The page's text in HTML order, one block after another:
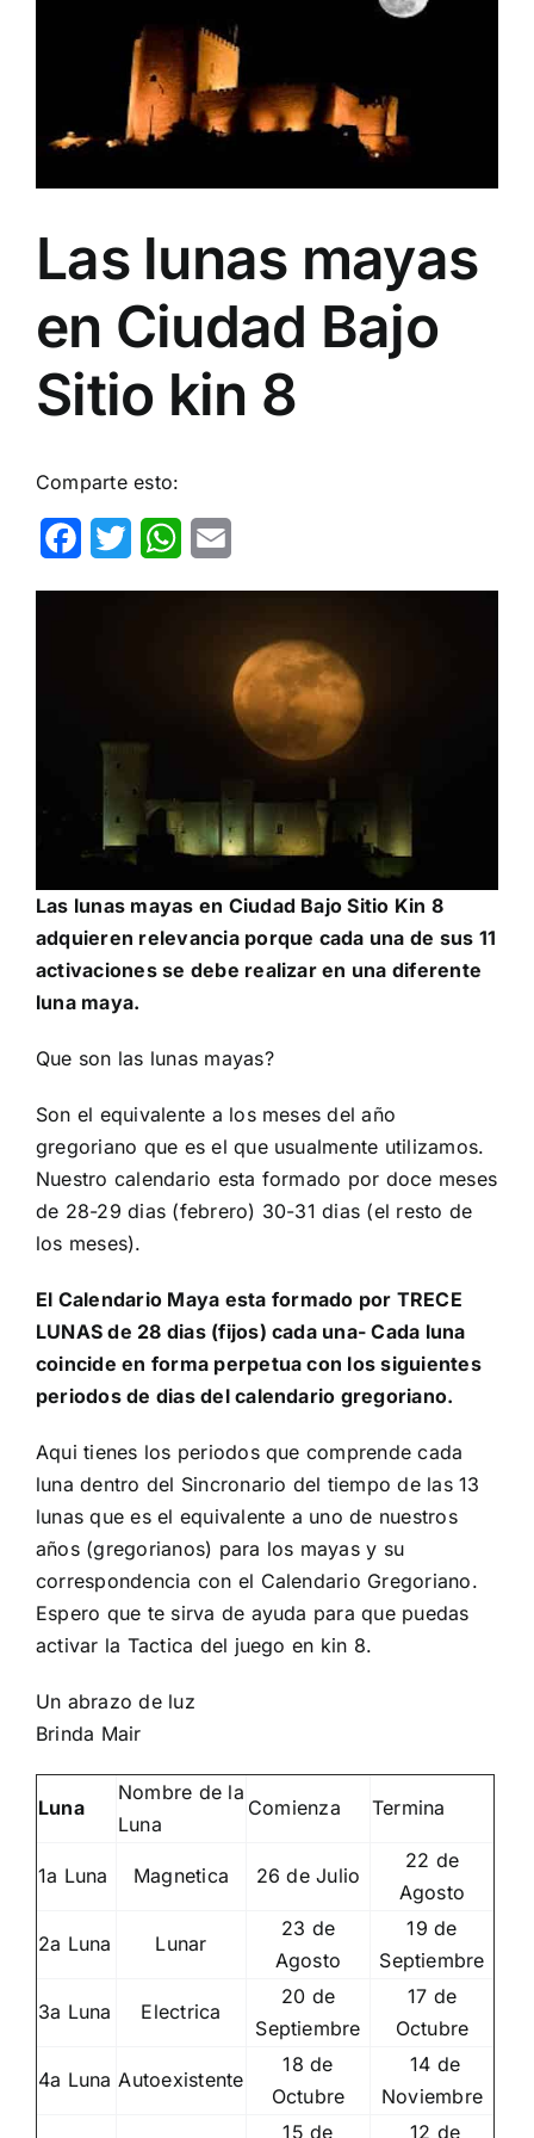
Las lunas mayas
en Ciudad Bajo
Sitio kin 8
Comparte esto:
Facebook
Twitter WhatsApp
Las lunas mayas en Ciudad Bajo Sitio Kin 8
adquieren relevancia porque cada una de sus 11
activaciones se debe realizar en una diferente
luna maya.
Que son las lunas mayas?
Son el equivalente a los meses del año
gregoriano que es el que usualmente utilizamos.
Nuestro calendario esta formado por doce meses
de 28-29 dias (febrero) 30-31 dias (el resto de
los meses).
El Calendario Maya esta formado por TRECE
LUNAS de 28 dias (fijos) cada una- Cada luna
coincide en forma perpetua con los siguientes
periodos de dias delcalendario gregoriano.
Aqui tienes los periodos que comprende cada
luna dentro del Sincronario del tiempo de las 13
lunas que es el equivalente a uno de nuestros
años (gregorianos) para los mayas y su
correspondencia con el Calendario Gregoriano.
Espero que te sirva de ayuda para que puedas
activar la Tactica del juego en kin 8.
Un abrazo de luz
Brinda Mair
Luna
Nombre de la
Luna
Comienza Termina
1a Luna Magnetica 26 de Julio
22 de
Agosto
2a Luna Lunar
23 de
Agosto
19 de
Septiembre
3a Luna Electrica
20 de
Septiembre
17 de
Octubre
4a Luna Autoexistente
18 de
Octubre
14 de
Noviembre
15 de 12 de